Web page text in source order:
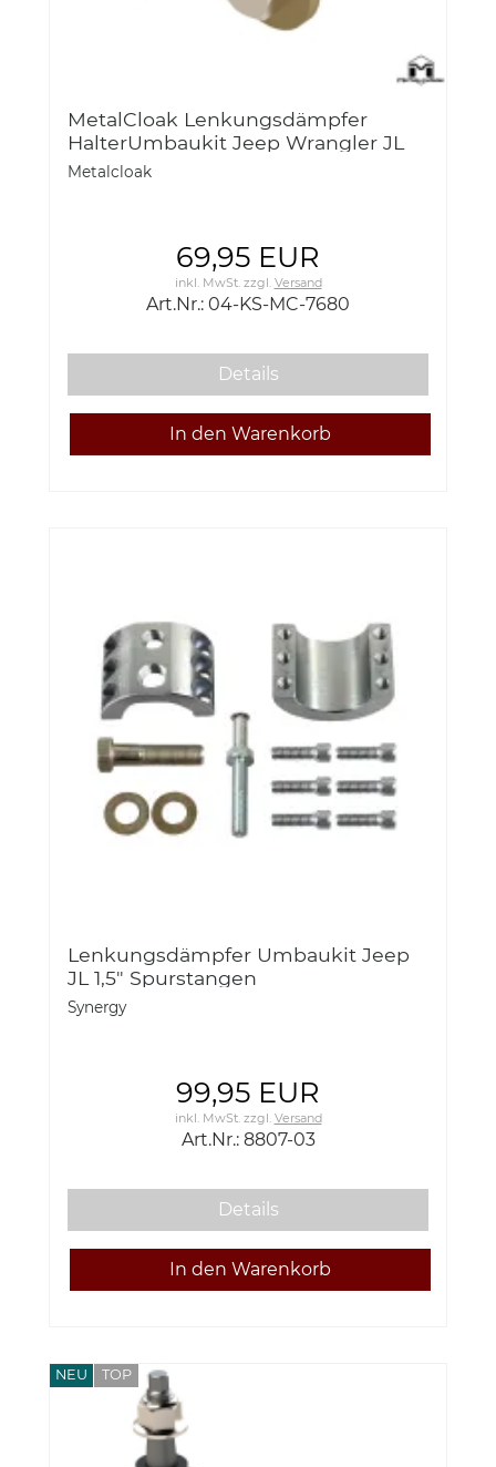
MetalCloak Lenkungsdämpfer
HalterUmbaukit Jeep Wrangler JL
2018- Gladiator JT
Metalcloak
69,95 EUR
inkl. MwSt.zzgl. Versand
Art.Nr.: 04-KS-MC-7680
Details
Lenkungsdämpfer Umbaukit Jeep
JL 1,5" Spurstangen
Synergy
99,95 EUR
inkl. MwSt.zzgl. Versand
Art.Nr.: 8807-03
Details
NEU TOP